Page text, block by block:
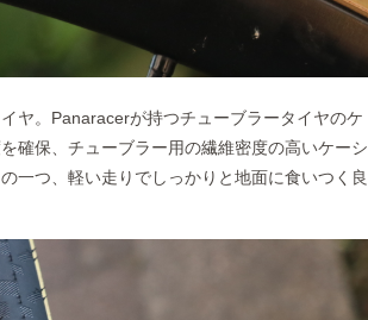
ヤ。Panaracerが持つチューブラータイヤのケ
確保、チューブラー用の繊維密度の高いケーシ
一つ、軽い走りでしっかりと地面に食いつく良